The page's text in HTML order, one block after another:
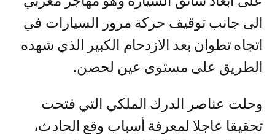
الى جانب توقيف حركة مرور السيارات في
اتجاه تطوان بعد الازدحام الكبير الذي شهده
الطريق على مستوى عين لحصن.
وحلت عناصر الدرك الملكي التي فتحت
تحقيقا عاجلا لمعرفة أسباب وقع الحادث،